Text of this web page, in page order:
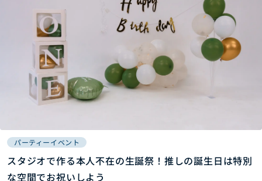
パーティーイベント
スタジオで作る本人不在の生誕祭！推しの誕生日は特別
な空間でお祝いしよう